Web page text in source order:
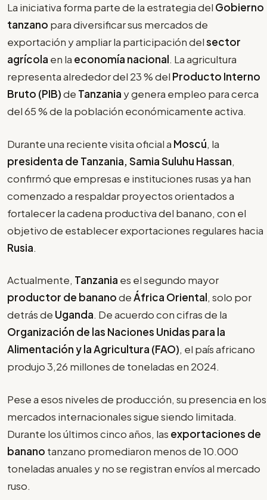
La iniciativa forma parte de la estrategia del Gobierno
tanzano para diversificar sus mercados de
exportación y ampliar la participación delsector
agrícola en la economía nacional. La agricultura
representa alrededor del 23 % del Producto Interno
Bruto (PIB)de Tanzania y genera empleo para cerca
del 65 % de la población económicamente activa.
Durante una reciente visita oficial a Moscú, la
presidenta de Tanzania, Samia Suluhu Hassan,
confirmó que empresas e instituciones rusas ya han
comenzado a respaldar proyectos orientados a
fortalecer la cadena productiva del banano, con el
objetivo de establecer exportaciones regulares hacia
Rusia.
Actualmente, Tanzania es el segundo mayor
productor de bananodeÁfrica Oriental, solo por
detrás de Uganda. De acuerdo con cifras de la
Organización de las Naciones Unidas para la
Alimentación y la Agricultura (FAO), el país africano
produjo 3,26 millones de toneladas en 2024.
Pese a esos niveles de producción, su presencia en los
mercados internacionales sigue siendo limitada.
Durante los últimos cinco años, las exportaciones de
banano tanzano promediaron menos de 10.000
toneladas anuales y no se registran envíos al mercado
ruso.